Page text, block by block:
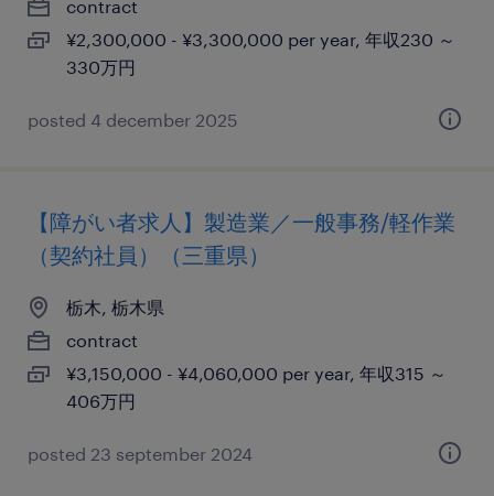
contract
¥2,300,000 - ¥3,300,000 per year, 年収230 ～
330万円
posted 4 december 2025
【障がい者求人】製造業／一般事務/軽作業
（契約社員）（三重県）
栃木, 栃木県
contract
¥3,150,000 - ¥4,060,000 per year, 年収315 ～
406万円
posted 23 september 2024